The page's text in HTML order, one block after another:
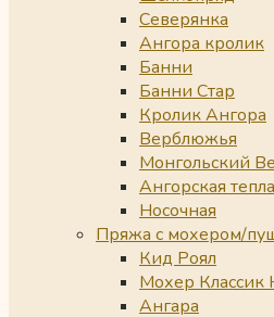
Северянка
Ангора кролик
Банни
Банни Стар
Кролик Ангора
Верблюжья
Монгольский
Ангорская
Носочная
Пряжа с мохером/
Кид Роял
Мохер Классик
Ангара